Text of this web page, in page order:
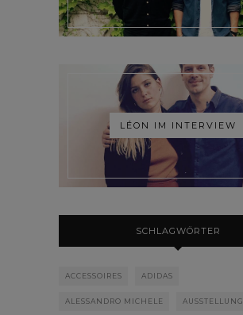
LÉON IM INTERVIEW
SCHLAGWÖRTER
ACCESSOIRES ADIDAS
ALESSANDRO MICHELE AUSSTELLUNG